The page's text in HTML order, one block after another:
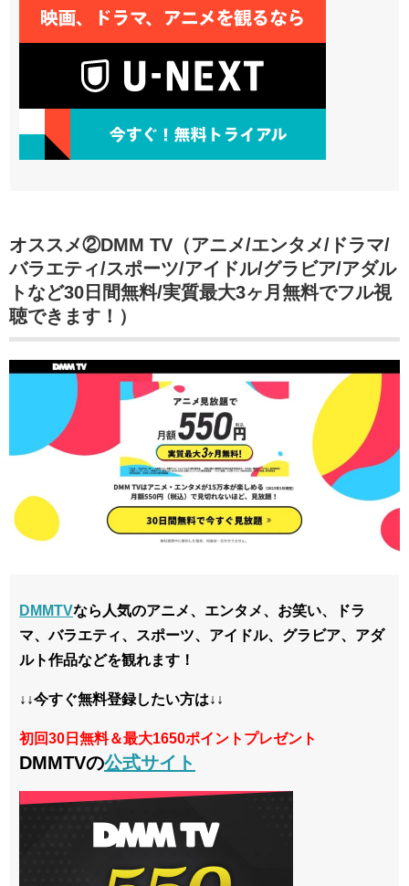
オススメ②DMM TV（アニメ/エンタメ/ドラマ/
バラエティ/スポーツ/アイドル/グラビア/アダル
トなど30日間無料/実質最大3ヶ月無料でフル視
聴できます！）
DMMTVなら人気のアニメ、エンタメ、お笑い、ドラ
マ、バラエティ、スポーツ、アイドル、グラビア、アダ
ルト作品などを観れます！
↓↓今すぐ無料登録したい方は↓↓
初回30日無料＆最大1650ポイントプレゼント
DMMTVの公式サイト